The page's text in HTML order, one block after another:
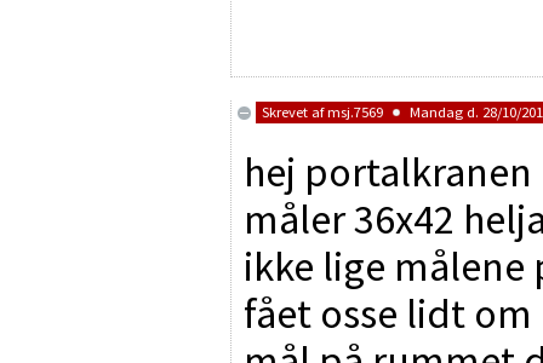
Skrevet afmsj.7569 Mandag d. 28/10/
hej portalkranen
måler 36x42
ikke lige
fået osse lidt